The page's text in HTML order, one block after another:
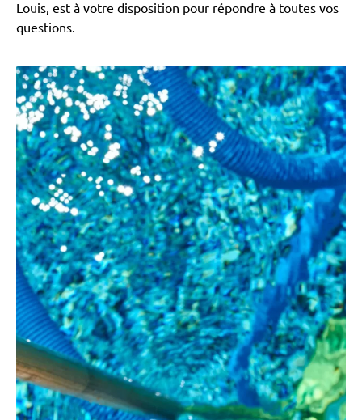
Louis, est à votre disposition pour répondre à toutes vos
questions.